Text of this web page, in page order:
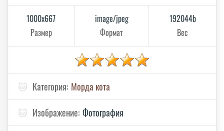
1000x667
Размер
image/jpeg
Формат
192044b
Вес
🐱 Категория: Морда кота
🐱 Изображение: Фотография